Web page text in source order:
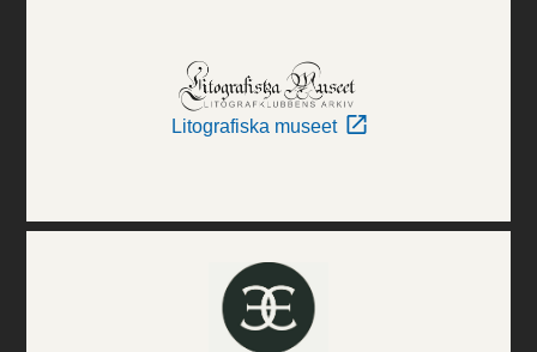
Litografiska museet